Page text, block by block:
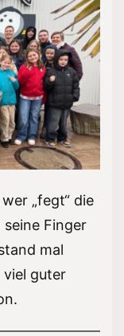
„fegt“ die
Finger
mal
viel guter